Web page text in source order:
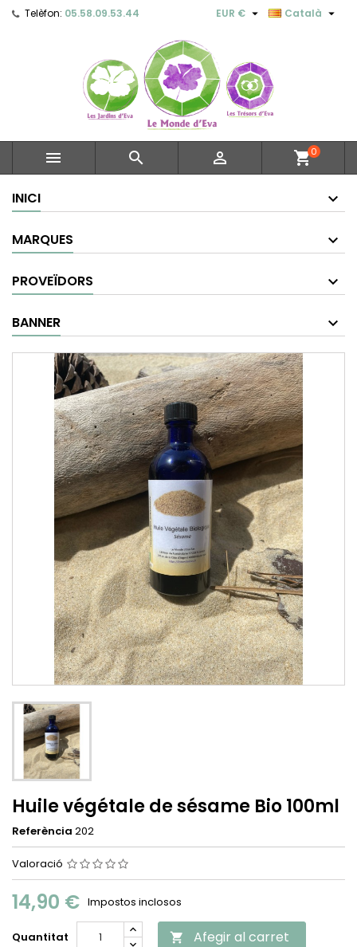
Telèfon: 05.58.09.53.44 Català 
EUR € 
   shopping_cart0
INICI
MARQUES
PROVEÏDORS
BANNER
Huile végétale de sésame Bio 100ml
Referència 202
Valoració
14,90 € Impostos inclosos
Quantitat  Afegir al carret